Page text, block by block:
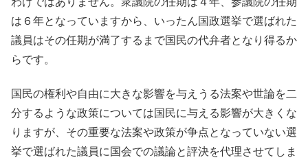
は６年となっていますから、いったん国政選挙で選ばれた
議員はその任期が満了するまで国民の代弁者となり得るか
らです。
国民の権利や自由に大きな影響を与えうる法案や世論を二
分するような政策については国民に与える影響が大きくな
りますが、その重要な法案や政策が争点となっていない選
挙で選ばれた議員に国会での議論と評決を代理させてしま